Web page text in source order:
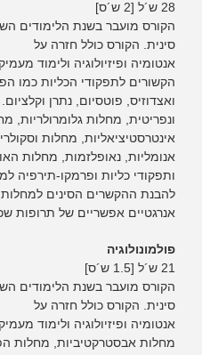
28 ש´ל [2 ש´ס]
הקורס מועבר בשנת הלימודים
סינית. הקורס כולל חזרה על
אנטומיה ופיזיולוגיה ולימוד
הקשורים לתפקודי הכליות כמו
ואצדוזיס, פוטסיום, נתרן
ונפריטית, מחלות גלומרולריות,
אינטרסטיציאליות, מחלות
אנומליות, נאופלזמות, מחלות
ותפקודי כליות ופרמקו-תירפיה
להבנת ההקשרים הסינים למחלות
אנרגטיים אפשריים של תרופות
פולמונולוגיה
21 ש´ל [1.5 ש´ס]
הקורס מועבר בשנת הלימודים
סינית. הקורס כולל חזרה על
אנטומיה ופיזיולוגיה ולימוד
מחלות אבסטרקטיביות, מחלות